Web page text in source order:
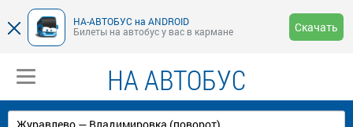
НА-АВТОБУС на ANDROID
Билеты на автобус у вас в кармане
Скачать
НА АВТОБУС